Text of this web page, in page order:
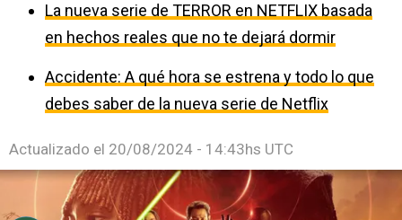
La nueva serie de TERROR en NETFLIX basada
en hechos reales que no te dejará dormir
Accidente: A qué hora se estrena y todo lo que
debes saber de la nueva serie de Netflix
Actualizado el 20/08/2024 - 14:43hs UTC